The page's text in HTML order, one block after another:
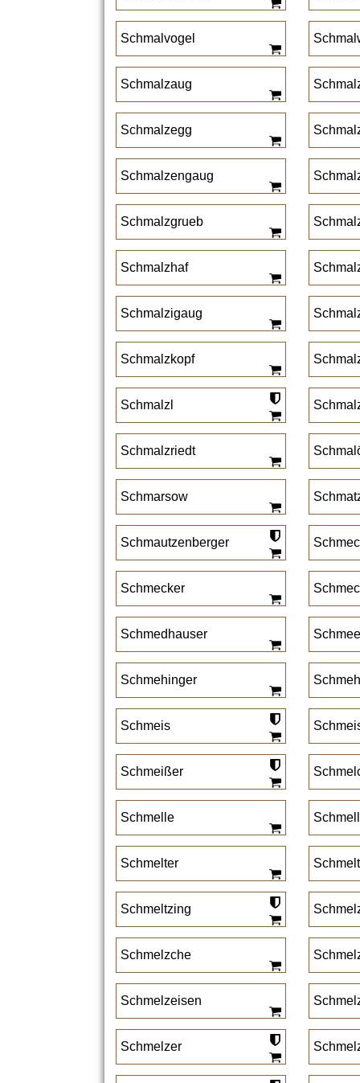
Schmalvogel
Schmalzaug
Schmalzegg
Schmalzengaug
Schmalzgrueb
Schmalzhaf
Schmalzigaug
Schmalzkopf
Schmalzl
Schmalzriedt
Schmarsow
Schmautzenberger
Schmecker
Schmedhauser
Schmehinger
Schmeis
Schmeißer
Schmelle
Schmelter
Schmeltzing
Schmelzche
Schmelzeisen
Schmelzer